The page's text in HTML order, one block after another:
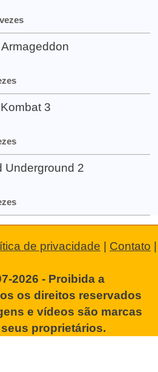
3
Underground 2
de privacidade | Contato |
2026 - Proibida a
os direitos reservados
e vídeos são marcas
proprietários.